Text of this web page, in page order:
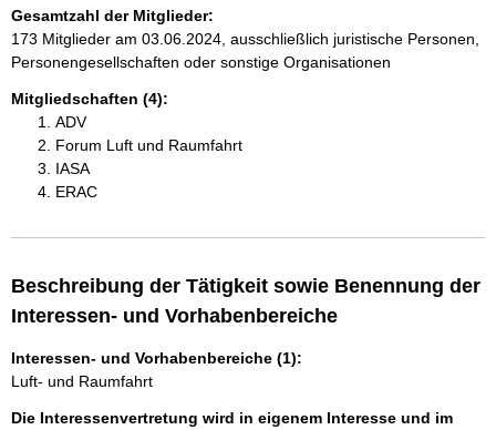
Gesamtzahl der Mitglieder:
173 Mitglieder am 03.06.2024, ausschließlich juristische Personen,
Personengesellschaften oder sonstige Organisationen
Mitgliedschaften (4):
ADV
Forum Luft und Raumfahrt
IASA
ERAC
Beschreibung der Tätigkeit sowie Benennung der
Interessen- und Vorhabenbereiche
Interessen- und Vorhabenbereiche (1):
Luft- und Raumfahrt
Die Interessenvertretung wird in eigenem Interesse und im